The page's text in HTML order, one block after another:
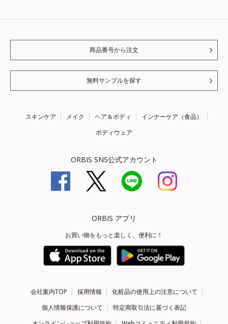
商品番号から注文
無料サンプルを探す
スキンケア メイク ヘア＆ボディ
インナーケア（食品）
ボディウェア
ORBIS SNS公式アカウント
ORBIS アプリ
お買い物をもっと楽しく、便利に！
会社案内TOP 採用情報
化粧品の使用上の注意について
個人情報保護について
特定商取引法に基づく表記